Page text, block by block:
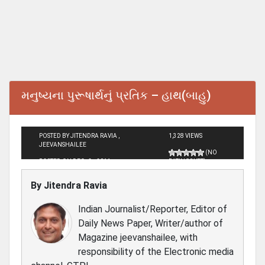
મનુષ્‍યના પુરૂષાર્થનું પ્રતિક – હાથ(બાહુ)
POSTED BY JITENDRA RAVIA ,
JEEVANSHAILEE
POSTED ON DEC - 3 - 2011
1,328 VIEWS
(NO
RATINGS YET)
By Jitendra Ravia
Indian Journalist/Reporter, Editor of
Daily News Paper, Writer/author of
Magazine jeevanshailee, with
responsibility of the Electronic media